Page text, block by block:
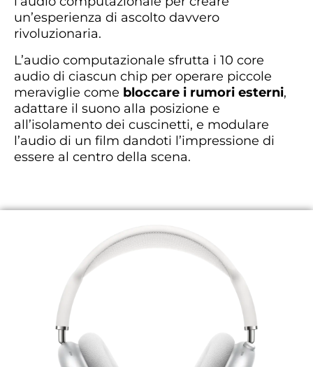
un’esperienza di ascolto davvero
rivoluzionaria.
L’audio computazionale sfrutta i 10 core
audio di ciascun chip per operare piccole
meraviglie come bloccare i rumori esterni,
adattare il suono alla posizione e
all’isolamento dei cuscinetti, e modulare
l’audio di un film dandoti l’impressione di
essere al centro della scena.